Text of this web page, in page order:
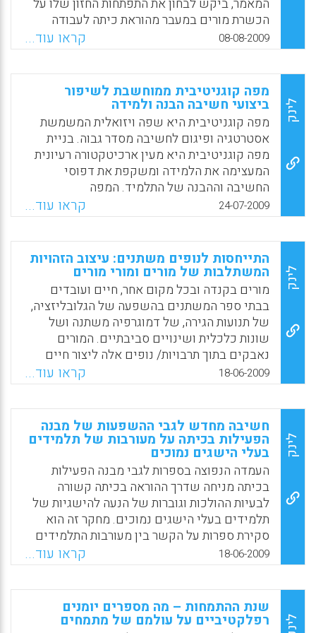
Meltzoff.
WhatsApp
Facebook
Email
X
רוחניות הינן צורות טבעיות של התודעה האנושית,
החוצות גבולות תרבותיים ודתיים (
Schoonmaker, Frances).
WhatsApp
Facebook
Email
X
המאמר, ביקש לבחון את התפתחות החזון שלו על
הכשרת מורים במעבר מהוראת כיתה לעבודה
בתוכנית הכשרה כסטודנט ואסיסטנט, המחקר
היה מחקר-עצמי. הוא מתמקד במקורות המתח
והצמיחה המאתגרים שהתקיימו בשלב זה. תיעוד
אירועים שונים (יומן אישי, ישיבות צוות
בפורומים שונים, תצפיות בסטודנטים ועוד) לאורך
שלוש שנים היוה את המקור לנתונים ( Ritter, J.K
).
WhatsApp
Facebook
Email
X
08-08-2009 קראו עוד...
לינק
מפה קוגניטיבית ממוחשבת לשיפור
ביצועי חשיבה הבנה ולמידה
מפה קוגניטיבית היא שפה ויזואלית המשמשת
אסטרטגיה ופיגום לחשיבה מסדר גבוה. בניית
מפה קוגניטיבית היא מעין ארכיטקטורה רעיונית
המעצימה את הלמידה ומשקפת את דפוסי
החשיבה וההבנה של התלמיד. המפה
הקוגניטיבית משמשת כטכניקה גראפית
המסייעת להבין את אופן החשיבה (מטא –
קוגניציה) ובעיקר המחשה איך הפריטים
מתחברים יחד. המפה הקוגניטיבית מבליטה
מיומנויות חשיבה כגון: השוואה וניגוד, רצף- סדר
עד התוצאה, זיהוי סיבתיות, יחסים חלקיים
ושלמים, סיווג ומיון, אנאלוגיות ועוד. בסקירתה
המועילה והחשובה מציינת ליזי כהן כמה וכמה
תוכנות באינטרנט שיכולות לסייע במלאכת בניית
והרכבת המפה הקוגניטיבית( ליזי כהן ).
WhatsApp
Facebook
Email
X
24-07-2009 קראו עוד...
לינק
התייחסות לנופים משתנים: עיצוב הזהויות
המשתלבות של מורים ומורי מורים
מורים בקנדה ובכל מקום אחר, חיים ועובדים
בבתי ספר המשתנים בהשפעה של הגלובליזציה,
של תנועות הגירה, של דמוגרפיה משתנה ושל
שונות כלכלית ושינויים סביבתיים. המורים
נאבקים בתוך תרבויות/ נופים אלה ליצור חיים
שיאפשרו להם לחיות תוך מתן כבוד לילדים,
לנוער ולמשפחות. מורים רבים נושרים מן המקצוע
לאחר שנים מועטות של הוראה. במאמר זה
הכותבים מעלים שאלות בעקבות היחשפות
לסיפוריהם של מורים לאחר שעזבו את ההוראה ו
גם מבררים מה מורי מורים יכולים ללמוד על
עבודתם בתהליך זה. לנוכח הקשרים והמפגשים
המתקיימים בין חייהם של מכשירי מורים לבין
חיי המורים, החוקרים מפנים את מבטם גם
לנופים המשתנים שלהם כמורי-מורים ודנים
במרחבים האפשריים שבהם ניתן לעבוד יחד עם
מורים ולתמוך בהם בהקשר זה ( Clandinin, J. D.,
Aiden Downey & Huber, J).
WhatsApp
Facebook
Email
X
18-06-2009 קראו עוד...
לינק
חשיבה מחדש לגבי ההשפעות של מבנה
הפעילות בכיתה על מעורבות של תלמידים
בעלי הישגים נמוכים
העמדה הנפוצה בספרות לגבי מבנה הפעילות
בכיתה מניחה שדרך ההוראה בכיתה קשורה
לבעיות ההולכות וגוברות של הנעה להישגיות של
תלמידים בעלי הישגים נמוכים. מחקר זה הוא
סקירת ספרות על הקשר בין מעורבות התלמידים
ומבנה הפעילות בכיתה. המחברים סוקרים
מחקרים כמותיים ואיכותניים החוקרים את הקשר
בין מבנה הפעילות בכיתה לבין מעורבות התלמיד,
תוך שימת דגש על מחקרים המזהים אינטראקציה
בין רמת ההישגיות של התלמידים, מבנה הפעילות
18-06-2009 קראו עוד...
לינק
שנת ההתמחות – מה מספרים יומנים
רפלקטיביים על עולמם של מתמחים